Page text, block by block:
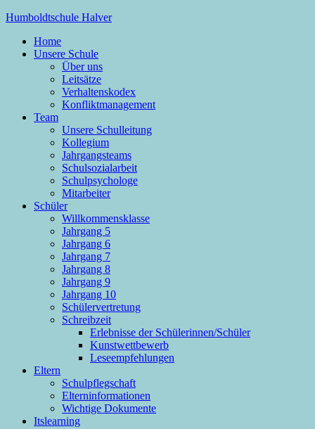
Zum
springen
Humboldtschule Halver
Sekundarschule der Stadt Halver
Home
Unsere Schule
Über uns
Leitsätze
Verhaltenskodex
Konfliktmanagement
Team
Unsere Schulleitung
Kollegium
Jahrgangsteams
Schulsozialarbeit
Schulpsychologe
Mitarbeiter
Schüler
Willkommensklasse
Jahrgang 5
Jahrgang 6
Jahrgang 7
Jahrgang 8
Jahrgang 9
Jahrgang 10
Schülervertretung
Schreibzeit
Erlebnisse der Schülerinnen/Schüler
Kunstwettbewerb
Leseempfehlungen
Eltern
Schulpflegschaft
Elterninformationen
Wichtige Dokumente
Itslearning